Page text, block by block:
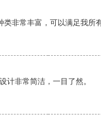
类非常丰富，可以满足我所
计非常简洁，一目了然。